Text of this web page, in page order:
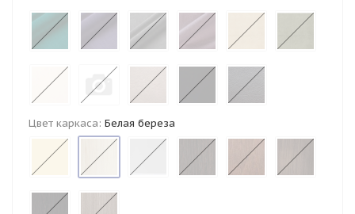
Цвет каркаса: Белая береза